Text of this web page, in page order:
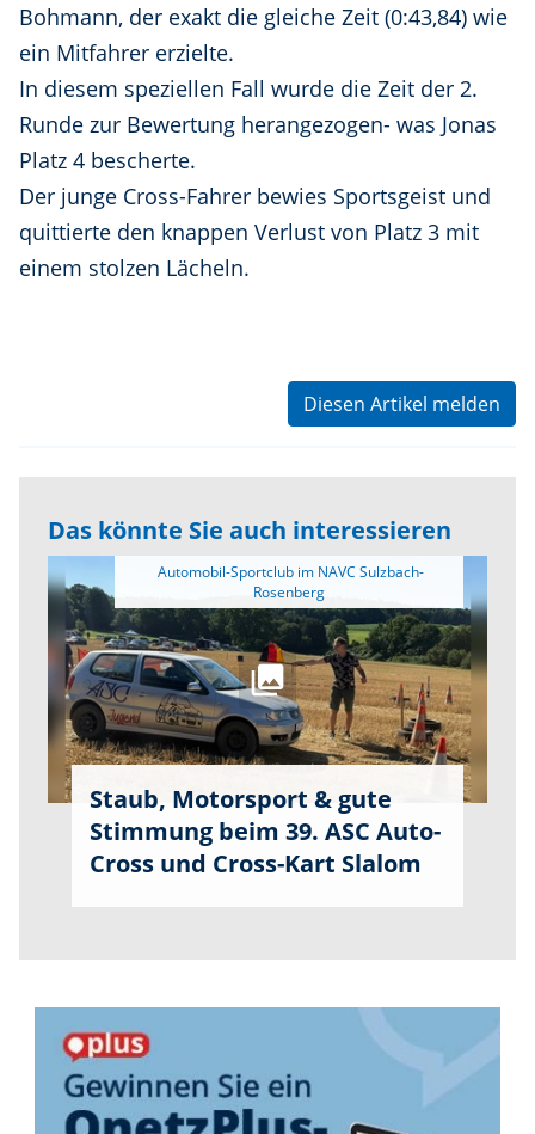
Bohmann, der exakt die gleiche Zeit (0:43,84) wie
ein Mitfahrer erzielte.
In diesem speziellen Fall wurde die Zeit der 2.
Runde zur Bewertung herangezogen- was Jonas
Platz 4 bescherte.
Der junge Cross-Fahrer bewies Sportsgeist und
quittierte den knappen Verlust von Platz 3 mit
einem stolzen Lächeln.
Diesen Artikel melden
Das könnte Sie auch interessieren
Staub, Motorsport & gute
Stimmung beim 39. ASC Auto-
Cross und Cross-Kart Slalom